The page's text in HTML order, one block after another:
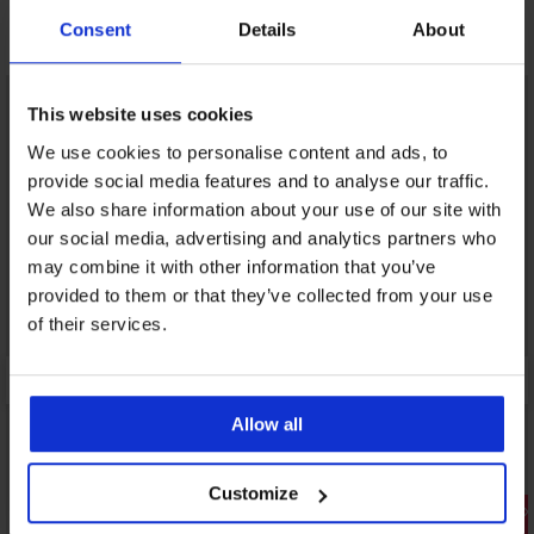
Consent Details About
This website uses cookies
We use cookies to personalise content and ads, to
provide social media features and to analyse our traffic.
We also share information about your use of our site with
our social media, advertising and analytics partners who
may combine it with other information that you’ve
provided to them or that they’ve collected from your use
of their services.
Allow all
Customize
Може да ви хареса